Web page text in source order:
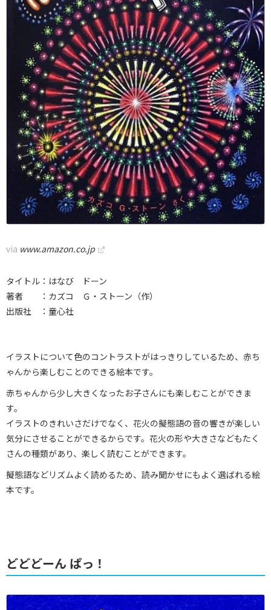
via www.amazon.co.jp
タイトル：はなび ドーン
著者 ：カズコ Ｇ・ストーン（作）
出版社 ：童心社
イラストについて色のコントラストがはっきりしているため、赤ち
ゃんから楽しむことのできる絵本です。
赤ちゃんから少し大きくなったお子さんにも楽しむことができま
す。
イラストのきれいさだけでなく、花火の擬態語の音の響きが楽しい
気分にさせることができるからです。花火の形や大きさなどもたく
さんの種類があり、楽しく読むことができます。
擬態語などリズムよく読めるため、読み聞かせにもよく選ばれる絵
本です。
どどどーん ぱっ！